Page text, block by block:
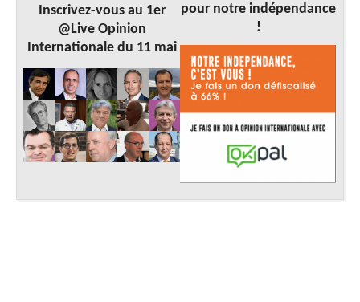
Inscrivez-vous au 1er
@Live Opinion
Internationale du 11 mai
pour notre indépendance
!